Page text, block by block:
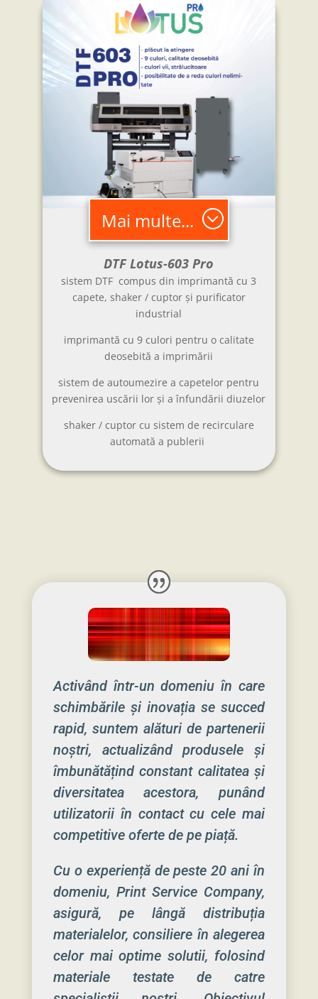
Mai multe...
DTF Lotus-603 Pro
sistem DTF compus din imprimantă cu 3
capete, shaker / cuptor și purificator
industrial
imprimantă cu 9 culori pentru o calitate
deosebită a imprimării
sistem de autoumezire a capetelor pentru
prevenirea uscării lor și a înfundării diuzelor
shaker / cuptor cu sistem de recirculare
automată a publerii
Activând într-un domeniu în care
schimbările și inovația se succed
rapid, suntem alături de partenerii
noștri, actualizând produsele și
îmbunătățind constant calitatea și
diversitatea acestora, punând
utilizatorii în contact cu cele mai
competitive oferte de pe piață.
Cu o experiență de peste 20 ani în
domeniu, Print Service Company,
asigură, pe lângă distribuția
materialelor, consiliere în alegerea
celor mai optime solutii, folosind
materiale testate de catre